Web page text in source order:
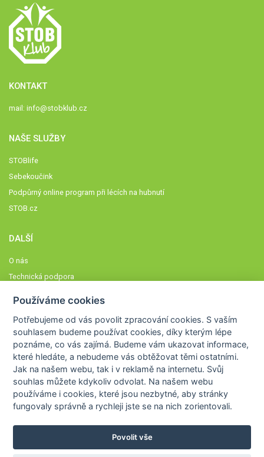
KONTAKT
mail: info@stobklub.cz
NAŠE SLUŽBY
STOBlife
Sebekoučink
Podpůrný online program při lécích na hubnutí
STOB.cz
DALŠÍ
O nás
Technická podpora
Členové STOBklubu
Zásady nakládání s osobními údaji
Otestujte se
Spočítejte si
Výzva 52
Používáme cookies
Potřebujeme od vás povolit zpracování cookies. S vaším
souhlasem budeme používat cookies, díky kterým lépe
poznáme,co vás zajímá. Budeme vám ukazovat informace,
které hledáte, a nebudeme vás obtěžovat těmi ostatními.
Jak na našem webu, tak i v reklamě na internetu. Svůj
souhlas můžete kdykoliv odvolat. Na našem webu
používáme i cookies, které jsou nezbytné, aby stránky
fungovaly správně a rychleji jste se na nich zorientovali.
Povolit vše